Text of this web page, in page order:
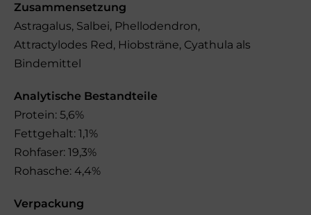
Zusammensetzung
Astragalus, Salbei, Phellodendron,
Attractylodes Red, Hiobsträne, Cyathula als
Bindemittel
Analytische Bestandteile
Protein: 5,6%
Fettgehalt: 1,1%
Rohfaser: 19,3%
Rohasche: 4,4%
Verpackung